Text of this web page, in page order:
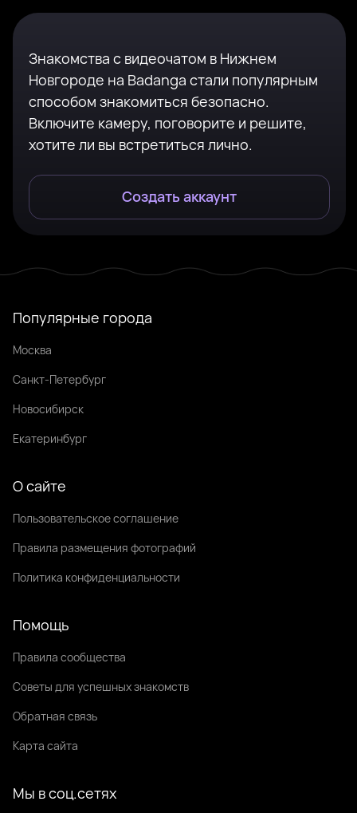
Знакомства с видеочатом в Нижнем
Новгороде на Badanga стали популярным
способом знакомиться безопасно.
Включите камеру, поговорите и решите,
хотите ли вы встретиться лично.
Создать аккаунт
Популярные города
Москва
Санкт-Петербург
Новосибирск
Екатеринбург
О сайте
Пользовательское соглашение
Правила размещения фотографий
Политика конфиденциальности
Помощь
Правила сообщества
Советы для успешных знакомств
Обратная связь
Карта сайта
Мы в соц.сетях